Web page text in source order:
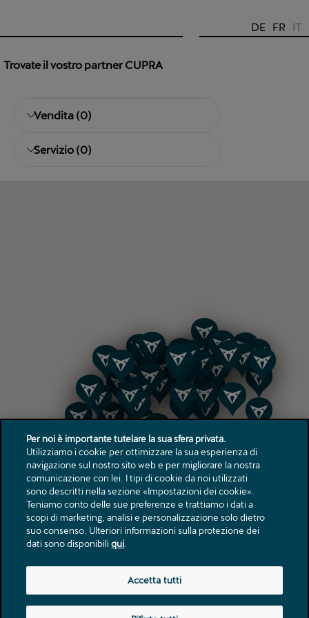
Trovate il vostro partner CUPRA
DE FR IT
Vendita (0)
Servizio (0)
Per noi è importante tutelare la sua sfera privata.
Utilizziamo i cookie per ottimizzare la sua esperienza di
navigazione sul nostro sito web e per migliorare la nostra
comunicazione con lei. I tipi di cookie da noi utilizzati
sono descritti nella sezione «Impostazioni dei cookie».
Teniamo conto delle sue preferenze e trattiamo i dati a
scopi di marketing, analisi e personalizzazione solo dietro
suo consenso. Ulteriori informazioni sulla protezione dei
dati sono disponibiliqui
Accetta tutti